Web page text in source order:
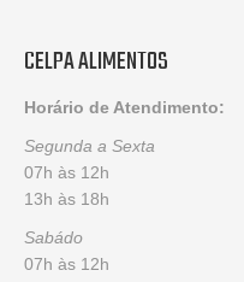
CELPA ALIMENTOS
Horário de Atendimento:
Segunda a Sexta
07h às 12h
13h às 18h
Sabádo
07h às 12h